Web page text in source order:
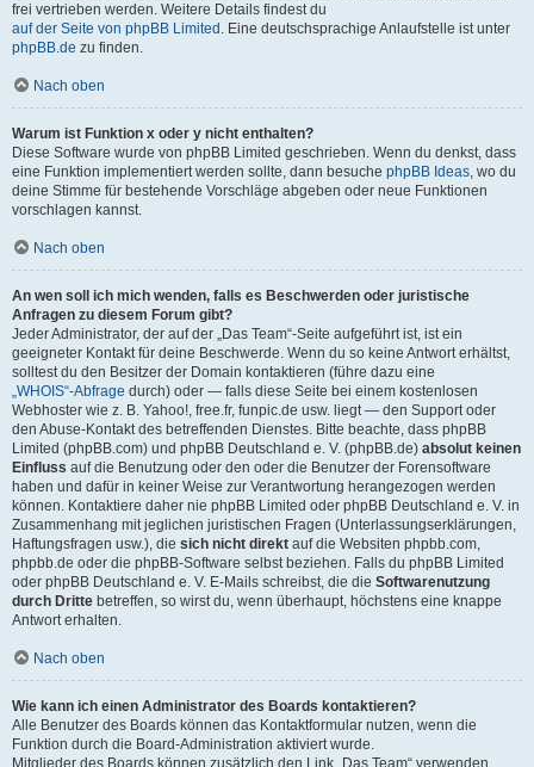
frei vertrieben werden. Weitere Details findest du
auf der Seite von phpBB Limited . Eine deutschsprachige Anlaufstelle ist unter
phpBB.de zu finden.
Nach oben
Warum ist Funktion x oder y nicht enthalten?
Diese Software wurde von phpBB Limited geschrieben. Wenn du denkst, dass
eine Funktion implementiert werden sollte, dann besuche phpBB Ideas, wo du
deine Stimme für bestehende Vorschläge abgeben oder neue Funktionen
vorschlagen kannst.
Nach oben
An wen soll ich mich wenden, falls es Beschwerden oder juristische
Anfragen zu diesem Forum gibt?
Jeder Administrator, der auf der „Das Team“-Seite aufgeführt ist, ist ein
geeigneter Kontakt für deine Beschwerde. Wenn du so keine Antwort erhältst,
solltest du den Besitzer der Domain kontaktieren (führe dazu eine
„WHOIS“-Abfrage durch) oder — falls diese Seite bei einem kostenlosen
Webhoster wie z. B. Yahoo!, free.fr, funpic.de usw. liegt — den Support oder
den Abuse-Kontakt des betreffenden Dienstes. Bitte beachte, dass phpBB
Limited (phpBB.com) und phpBB Deutschland e. V. (phpBB.de) absolut keinen
Einfluss auf die Benutzung oder den oder die Benutzer der Forensoftware
haben und dafür in keiner Weise zur Verantwortung herangezogen werden
können. Kontaktiere daher nie phpBB Limited oder phpBB Deutschland e. V. in
Zusammenhang mit jeglichen juristischen Fragen (Unterlassungserklärungen,
Haftungsfragen usw.), die sich nicht direkt auf die Websiten phpbb.com,
phpbb.de oder die phpBB-Software selbst beziehen. Falls du phpBB Limited
oder phpBB Deutschland e. V. E-Mails schreibst, die die Softwarenutzung
durch Dritte betreffen, so wirst du, wenn überhaupt, höchstens eine knappe
Antwort erhalten.
Nach oben
Wie kann ich einen Administrator des Boards kontaktieren?
Alle Benutzer des Boards können das Kontaktformular nutzen, wenn die
Funktion durch die Board-Administration aktiviert wurde.
Mitglieder des Boards können zusätzlich den Link „Das Team“ verwenden.